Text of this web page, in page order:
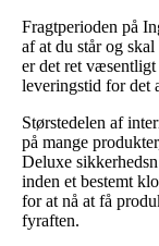
Fragtperioden på
af at du står og
er det ret væsentligt
leveringstid for det
Størstedelen af
på mange
Deluxe
inden et bestemt
for at nå at få
fyraften.